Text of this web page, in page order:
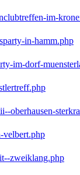
im-
in-hamm.php
im-dorf-
oberhausen-
velbert.php
zweiklang.php